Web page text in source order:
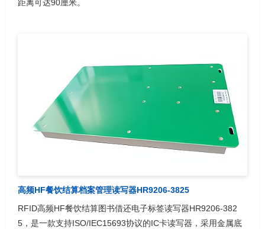
距离可达90厘米。
高频HF餐饮结算档案管理读写器HR9206-3825
RFID高频HF餐饮结算图书借还电子标签读写器HR9206-382
5，是一款支持ISO/IEC15693协议的IC卡读写器，采用金属底